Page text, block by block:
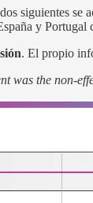
siguientes se
y
. El propio
was the non-